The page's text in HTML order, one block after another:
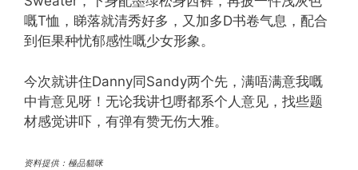
嘅T恤，睇落就清秀好多，又加多D书卷气息，配合
到佢果种忧郁感性嘅少女形象。
今次就讲住Danny同Sandy两个先，满唔满意我嘅
中肯意见呀！无论我讲乜嘢都系个人意见，找些题
材感觉讲吓，有弹有赞无伤大雅。
资料提供：極品貓咪